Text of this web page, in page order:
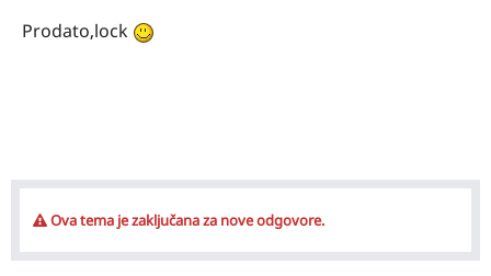
Prodato,lock
Ova tema je zaključana za nove odgovore.